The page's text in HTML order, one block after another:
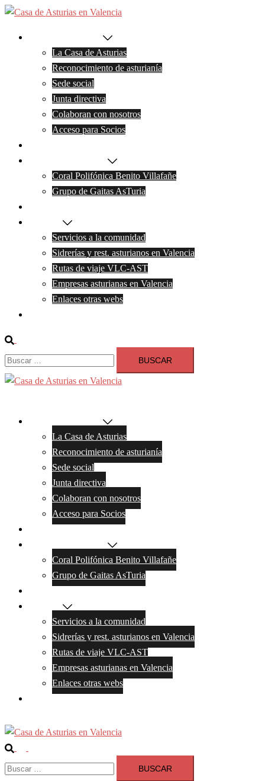
Saltar
contenido
La Casa de Asturias
Reconocimiento de asturianía
Sede social
Junta directiva
Colaboran con nosotros
Acceso para Socios
Coral Polifónica Benito Villafañe
Grupo de Gaitas AsTuria
Servicios a la comunidad
Sidrerías y rest. asturianos en Valencia
Rutas de viaje VLC-AST
Empresas asturianas en Valencia
Enlaces otras webs
Buscar
Buscar:
La Casa de Asturias
Reconocimiento de asturianía
Sede social
Junta directiva
Colaboran con nosotros
Acceso para Socios
Coral Polifónica Benito Villafañe
Grupo de Gaitas AsTuria
Servicios a la comunidad
Sidrerías y rest. asturianos en Valencia
Rutas de viaje VLC-AST
Empresas asturianas en Valencia
Enlaces otras webs
Buscar
menú
Buscar: